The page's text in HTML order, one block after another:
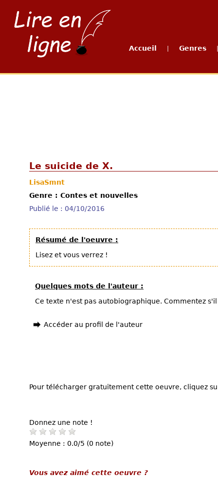
Accueil Genres
Le suicide de X.
LisaSmnt
Genre : Contes et nouvelles
Publié le : 04/10/2016
Résumé de l'oeuvre :
Lisez et vous verrez !
Quelques mots de l'auteur :
Ce texte n'est pas autobiographique. Commentez
Accéder au profil de l'auteur
Pour télécharger gratuitement cette oeuvre, cliquez
Donnez une note !
Moyenne : 0.0/5 (0 note)
Vous avez aimé cette oeuvre ?